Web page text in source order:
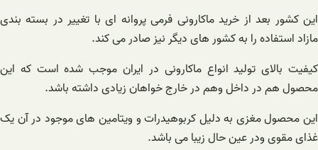
این کشور بعد از خرید ماکارونی فرمی پروانه ای با تغییر در بسته بندی
مازاد استفاده را به کشور های دیگر نیز صادر می کند.
کیفیت بالای تولید انواع ماکارونی در ایران موجب شده است که این
محصول هم در داخل وهم در خارج خواهان زیادی داشته باشد.
این محصول مغزی به دلیل کربوهیدرات و ویتامین های موجود در آن یک
غذای مقوی ودر عین حال زیبا می باشد.